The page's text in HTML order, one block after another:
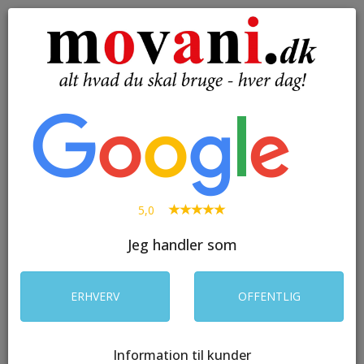
Toggle
5,0
Jeg handler som
ERHVERV OFFENTLIG
Information til kunder